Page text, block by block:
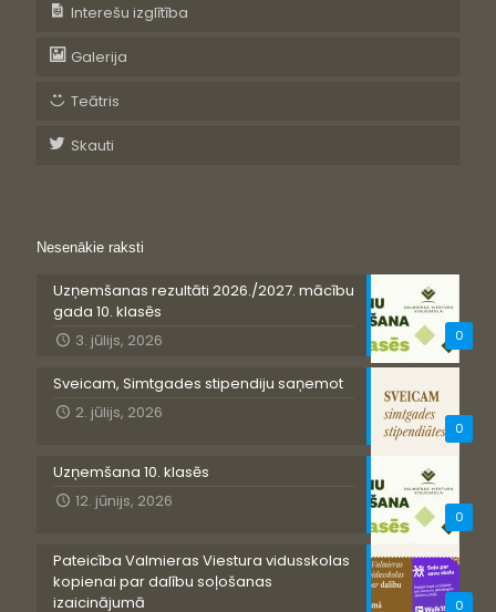
Interešu izglītība
Galerija
Teātris
Skauti
Nesenākie raksti
0
Uzņemšanas rezultāti 2026./2027. mācību
gada 10. klasēs
3. jūlijs, 2026
0
Sveicam, Simtgades stipendiju saņemot
2. jūlijs, 2026
0
Uzņemšana 10. klasēs
12. jūnijs, 2026
0
Pateicība Valmieras Viestura vidusskolas
kopienai par dalību soļošanas
izaicinājumā